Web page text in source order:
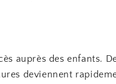
auprès des enfants.
deviennent